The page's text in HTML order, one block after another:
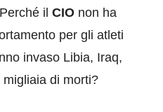
il CIO non ha
per gli atleti
invaso Libia, Iraq,
di morti?